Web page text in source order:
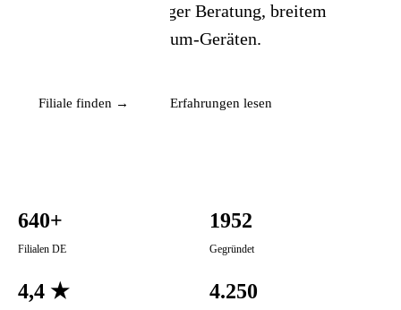
Schwerpunkt auf langer Beratung, breitem
Sortiment und Premium-Geräten.
Filiale finden → Erfahrungen lesen
640+
Filialen DE
1952
Gegründet
4,4 ★ 4.250